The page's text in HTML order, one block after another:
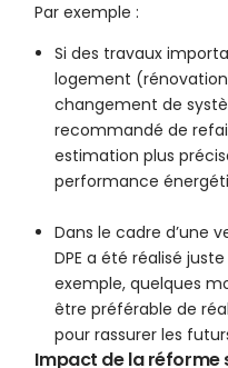
Par exemple :
Si des travaux
logement
changement de
recommandé de
estimation plus
performance
Dans le cadre d’une
DPE a été réalisé
exemple, quelques
être préférable de
pour rassurer les
Impact de la réforme